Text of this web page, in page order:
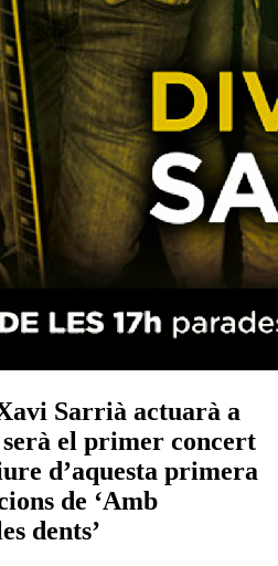
Sarrià actuarà a
serà el primer concert
d’aquesta primera
de ‘Amb
dents’